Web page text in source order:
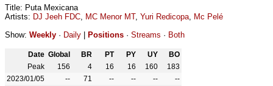
Title: Puta Mexicana
Artists: DJ Jeeh FDC, MC Menor MT, Yuri Redicopa, Mc Pelé
Show: Weekly · Daily Positions · Streams · Both
Date Global BR PT PY UY
BO
Peak
156 4 16 16 160
183
2023/01/05
-- 71 -- -- --
--